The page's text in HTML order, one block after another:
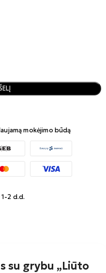
mokėjimo būdą
2 d.d.
su grybu „Liūto